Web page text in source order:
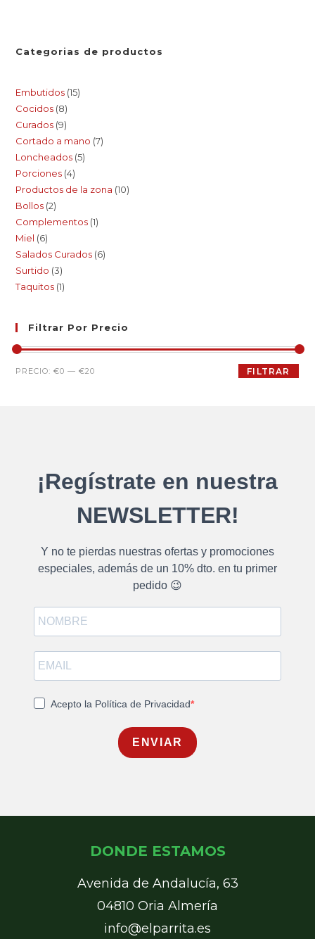
Categorias de productos
Embutidos 15
Cocidos 8
Curados 9
Cortado a mano 7
Loncheados 5
Porciones 4
Productos de la zona 10
Bollos 2
Complementos 1
Miel 6
Salados Curados 6
Surtido 3
Taquitos 1
Filtrar Por Precio
FILTRAR
PRECIO:€0 —€20
¡Regístrate en nuestra
NEWSLETTER!
Y no te pierdas nuestras ofertas y promociones
especiales, además de un 10% dto. en tu primer
pedido 😉
Acepto la Política de Privacidad
ENVIAR
DONDE ESTAMOS
Avenida de Andalucía, 63
04810 Oria Almería
info@elparrita.es